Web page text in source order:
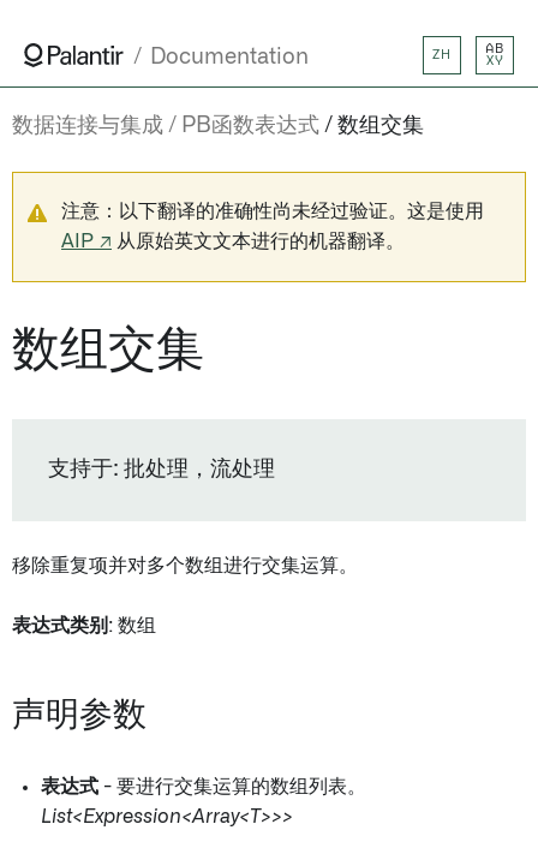
Documentation ZH
AB
XY
数据连接与集成 PB函数表达式 数组交集
注意：以下翻译的准确性尚未经过验证。这是使用
AIP ↗ 从原始英文文本进行的机器翻译。
数组交集
支持于: 批处理，流处理
移除重复项并对多个数组进行交集运算。
表达式类别 : 数组
声明参数
表达式 - 要进行交集运算的数组列表。
List<Expression<Array<T>>>